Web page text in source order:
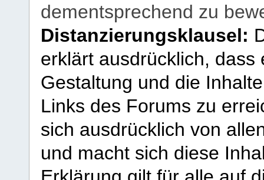
dementsprechend zu
Distanzierungsklausel:
erklärt ausdrücklich,
Gestaltung und die
Links des Forums zu
sich ausdrücklich von
und macht sich diese